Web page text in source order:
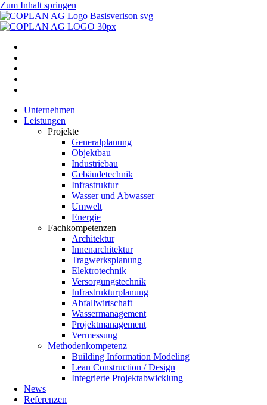
Zum Inhalt springen
Unternehmen
Leistungen
Projekte
Generalplanung
Objektbau
Industriebau
Gebäudetechnik
Infrastruktur
Wasser und Abwasser
Umwelt
Energie
Fachkompetenzen
Architektur
Innenarchitektur
Tragwerksplanung
Elektrotechnik
Versorgungstechnik
Infrastrukturplanung
Abfallwirtschaft
Wassermanagement
Projektmanagement
Vermessung
Methodenkompetenz
Building Information Modeling
Lean Construction / Design
Integrierte Projektabwicklung
News
Referenzen